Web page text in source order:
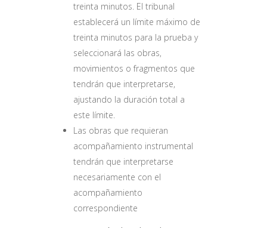
treinta minutos. El tribunal
establecerá un límite máximo de
treinta minutos para la prueba y
seleccionará las obras,
movimientos o fragmentos que
tendrán que interpretarse,
ajustando la duración total a
este límite.
Las obras que requieran
acompañamiento instrumental
tendrán que interpretarse
necesariamente con el
acompañamiento
correspondiente